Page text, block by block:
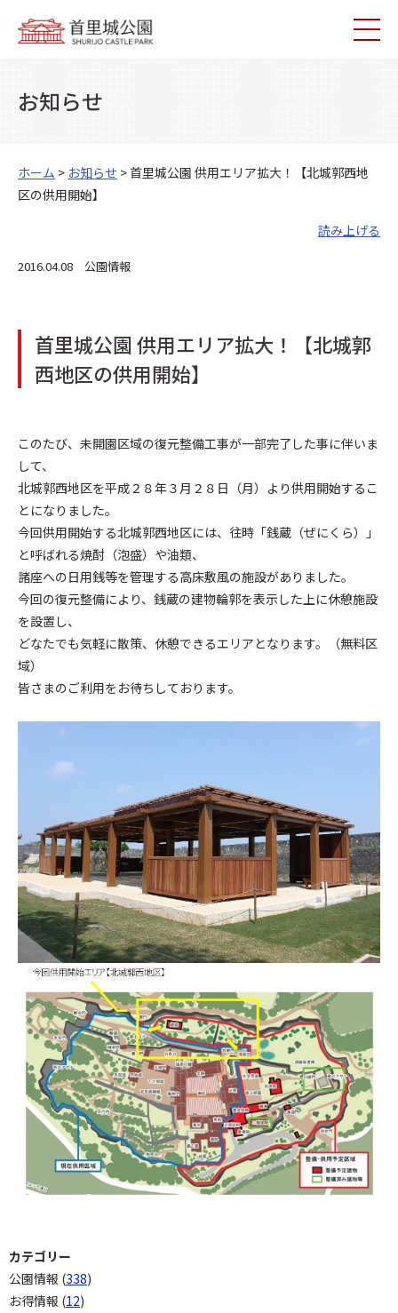
お知らせ
ホーム > お知らせ > 首里城公園 供用エリア拡大！【北城郭西地
区の供用開始】
読み上げる
2016.04.08 公園情報
首里城公園 供用エリア拡大！【北城郭
西地区の供用開始】
このたび、未開園区域の復元整備工事が一部完了した事に伴いま
して、
北城郭西地区を平成２８年３月２８日（月）より供用開始するこ
とになりました。
今回供用開始する北城郭西地区には、往時「銭蔵（ぜにくら）」
と呼ばれる焼酎（泡盛）や油類、
諸座への日用銭等を管理する高床敷風の施設がありました。
今回の復元整備により、銭蔵の建物輪郭を表示した上に休憩施設
を設置し、
どなたでも気軽に散策、休憩できるエリアとなります。（無料区
域）
皆さまのご利用をお待ちしております。
カテゴリー
公園情報 (338)
お得情報 (12)